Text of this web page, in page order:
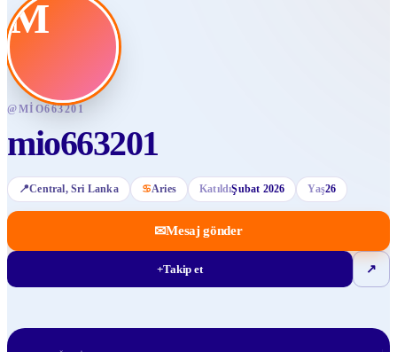
M
@MIO663201
mio663201
📍Central, Sri Lanka ♋Aries KatıldıŞubat 2026 Yaş26
✉Mesaj gönder
+Takip et ↗